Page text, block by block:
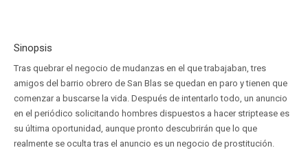
Sinopsis
Tras quebrar el negocio de mudanzas en el que trabajaban, tres
amigos del barrio obrero de San Blas se quedan en paro y tienen que
comenzar a buscarse la vida. Después de intentarlo todo, un anuncio
en el periódico solicitando hombres dispuestos a hacer striptease es
su última oportunidad, aunque pronto descubrirán que lo que
realmente se oculta tras el anuncio es un negocio de prostitución.